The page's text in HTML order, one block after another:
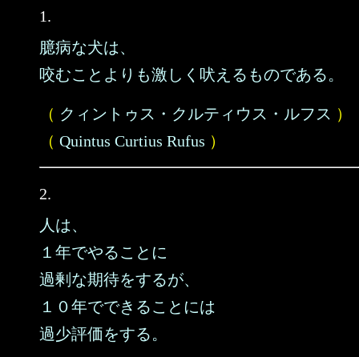
1.
臆病な犬は、
咬むことよりも激しく吠えるものである。
（ クィントゥス・クルティウス・ルフス ）
（ Quintus Curtius Rufus ）
2.
人は、
１年でやることに
過剰な期待をするが、
１０年でできることには
過少評価をする。